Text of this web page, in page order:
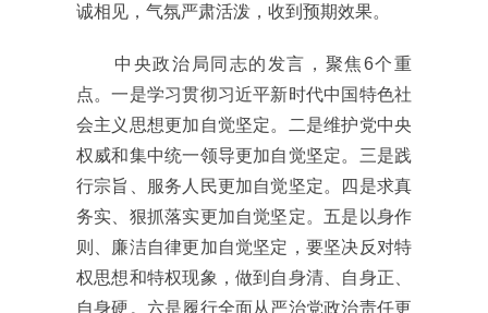
诚相见，气氛严肃活泼，收到预期效果。
中央政治局同志的发言，聚焦6个重
点。一是学习贯彻习近平新时代中国特色社
会主义思想更加自觉坚定。二是维护党中央
权威和集中统一领导更加自觉坚定。三是践
行宗旨、服务人民更加自觉坚定。四是求真
务实、狠抓落实更加自觉坚定。五是以身作
则、廉洁自律更加自觉坚定，要坚决反对特
权思想和特权现象，做到自身清、自身正、
自身硬。六是履行全面从严治党政治责任更